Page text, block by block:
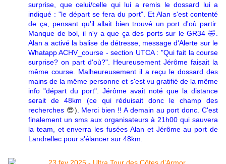
surprise, que celui/celle qui lui a remis le dossard lui a
indiqué : "le départ se fera du port". Et Alan s'est contenté
de ça, pensant qu'il allait bien trouvé un port d'où partir.
Manque de bol, il n'y a que ça des ports sur le GR34 🤣.
Alan a activé la balise de détresse, message d'Alerte sur le
Whatapp ACHV_course - section UTCA : "Qui fait la course
surprise? on part d'où?". Heureusement Jérôme faisait la
même course. Malheureusement il a reçu le dossard des
mains de la même personne et s'est vu gratifié de la même
info "départ du port". Jérôme avait noté que la distance
serait de 48km (ce qui réduisait donc le champ des
recherches 😎) . Merci bien !! A demain au port donc. C'est
finalement un sms aux organisateurs à 21h00 qui sauvera
la team, et enverra les fusées Alan et Jérôme au port de
Landrellec pour s'élancer sur 48km.